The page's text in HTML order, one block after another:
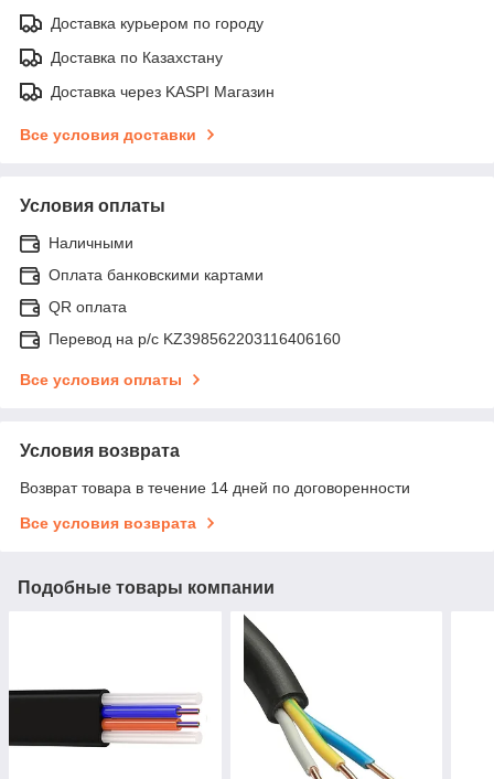
Доставка курьером по городу
Доставка по Казахстану
Доставка через KASPI Магазин
Все условия доставки
Условия оплаты
Наличными
Оплата банковскими картами
QR оплата
Перевод на р/с KZ398562203116406160
Все условия оплаты
Условия возврата
Возврат товара в течение 14 дней по договоренности
Все условия возврата
Подобные товары компании